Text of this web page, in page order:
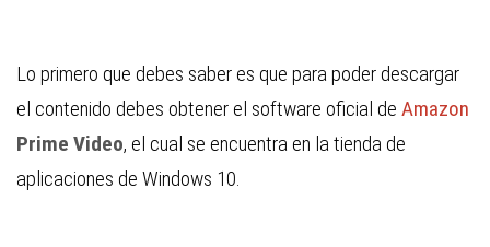
Lo primero que debes saber es que para poder descargar
el contenido debes obtener el software oficial de Amazon
Prime Video, el cual se encuentra en la tienda de
aplicaciones de Windows 10.